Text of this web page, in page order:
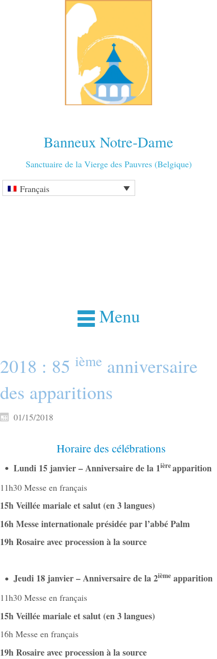
Banneux Notre-Dame
Sanctuaire de la Vierge des Pauvres (Belgique)
Français
Menu
2018 : 85 ième anniversaire
des apparitions
01/15/2018
Horaire des célébrations
Lundi 15 janvier – Anniversaire de la 1ièreapparition
11h30 Messe en français
15h Veillée mariale et salut (en 3 langues)
16h Messe internationale présidée par l’abbé Palm
19h Rosaire avec procession à la source
Jeudi 18 janvier – Anniversaire de la 2ième apparition
11h30 Messe en français
15h Veillée mariale et salut (en 3 langues)
16h Messe en français
19h Rosaire avec procession à la source